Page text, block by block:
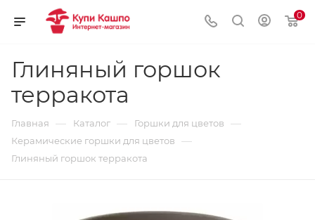
0
Глиняный горшок
терракота
Главная — Каталог — Горшки для цветов —
Керамические горшки для цветов —
Глиняный горшок терракота